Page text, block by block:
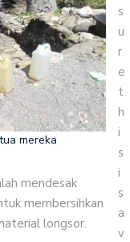
mereka
mendesak
membersihkan
longsor.
s
u
r
e
t
h
i
s
i
s
a
v